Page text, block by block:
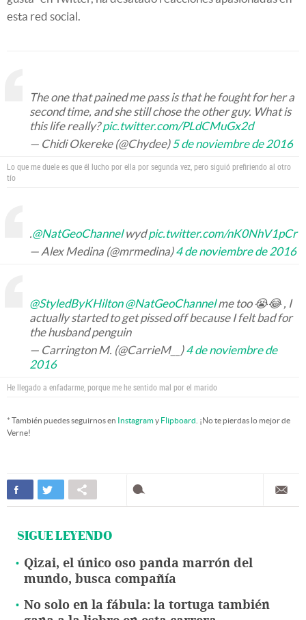
esta red social.
The one that pained me pass is that he fought for her a
second time, and she still chose the other guy. What is
this life really?pic.twitter.com/PLdCMuGx2d
— Chidi Okereke (@Chydee) 5 de noviembre de 2016
Lo que me duele es que él lucho por ella por segunda vez, pero siguió prefiriendo al otro
tío
@NatGeoChannelwydpic.twitter.com/nK0NhV1pCr
— Alex Medina (@mrmedina)4 de noviembre de 2016
@StyledByKHilton @NatGeoChannelme too 😭😂 , I
actually started to get pissed off because I felt bad for
the husband penguin
— Carrington M. (@CarrieM__)4 de noviembre de
2016
He llegado a enfadarme, porque me he sentido mal por el marido
* También puedes seguirnos en Instagramy Flipboard . ¡No te pierdas lo mejor de
Verne!
SIGUE LEYENDO
Qizai, el único oso panda marrón del
mundo, busca compañía
No solo en la fábula: la tortuga también